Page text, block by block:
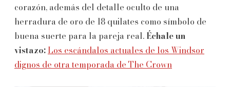
corazón, además del detalle oculto de una
herradura de oro de 18 quilates como símbolo de
buena suerte para la pareja real. Échale un
vistazo: Los escándalos actuales de los Windsor
dignos de otra temporada de The Crown